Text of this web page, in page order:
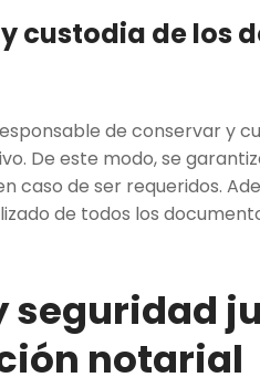
custodia de los
de conservar y
De este modo, se
caso de ser requeridos.
de todos los
seguridad
notarial